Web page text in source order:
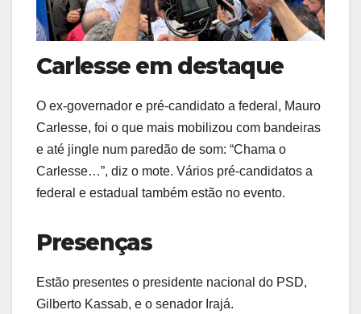
Carlesse em destaque
O ex-governador e pré-candidato a federal, Mauro
Carlesse, foi o que mais mobilizou com bandeiras
e até jingle num paredão de som: “Chama o
Carlesse…”, diz o mote. Vários pré-candidatos a
federal e estadual também estão no evento.
Presenças
Estão presentes o presidente nacional do PSD,
Gilberto Kassab, e o senador Irajá.